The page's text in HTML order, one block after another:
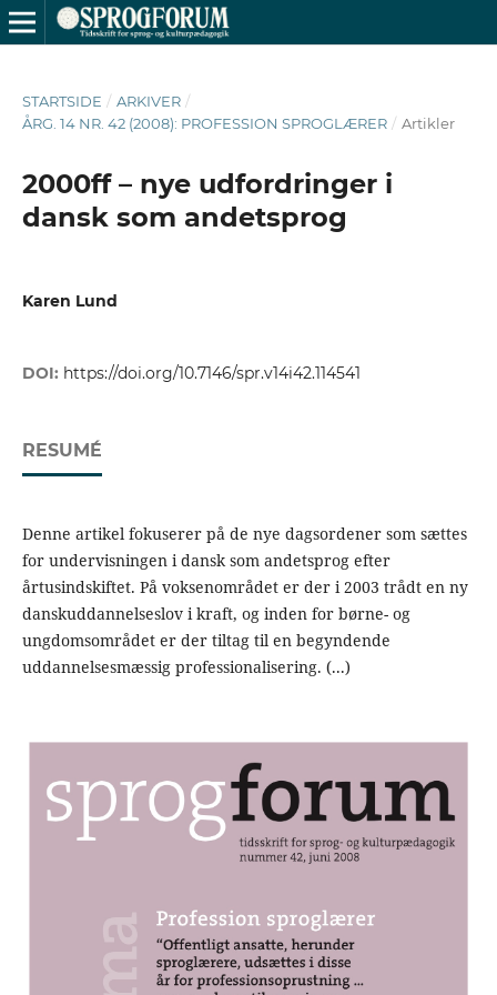
STARTSIDE / ARKIVER /
ÅRG. 14 NR. 42 (2008): PROFESSION SPROGLÆRER / Artikler
2000ff – nye udfordringer i
dansk som andetsprog
Karen Lund
DOI: https://doi.org/10.7146/spr.v14i42.114541
RESUMÉ
Denne artikel fokuserer på de nye dagsordener som sættes
for undervisningen i dansk som andetsprog efter
årtusindskiftet. På voksenområdet er der i 2003 trådt en ny
danskuddannelseslov i kraft, og inden for børne- og
ungdomsområdet er der tiltag til en begyndende
uddannelsesmæssig professionalisering. (...)